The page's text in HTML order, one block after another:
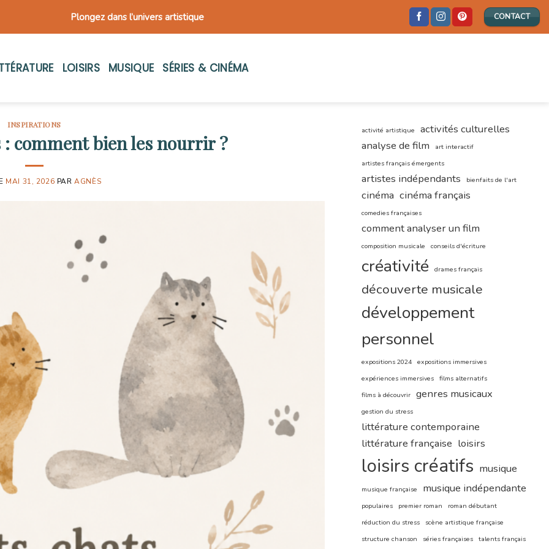
Plongez dans l’univers artistique CONTACT
LOISIRS MUSIQUE SÉRIES & CINÉMA
INSPIRATIONS
comment bien les nourrir ?
MAI 31, 2026 PARAGNÈS
activité artistique
activités culturelles
analyse de film
art interactif
artistes français émergents
artistes indépendants bienfaits de l'art
cinéma cinéma français
comedies françaises
comment analyser un film
composition musicale conseils d'écriture
créativité drames français
découverte musicale
développement
personnel
expositions 2024 expositions immersives
expériences immersives films alternatifs
films à découvrir genres musicaux
gestion du stress
littérature contemporaine
littérature française loisirs
loisirs créatifs musique
musique française musique indépendante
populaires premier roman
roman débutant
réduction du stress
scène artistique française
structure chanson
séries françaises talents français